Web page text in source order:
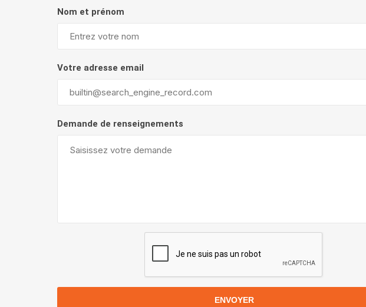
Nom et prénom
Votre adresse email
Demande de renseignements
ENVOYER